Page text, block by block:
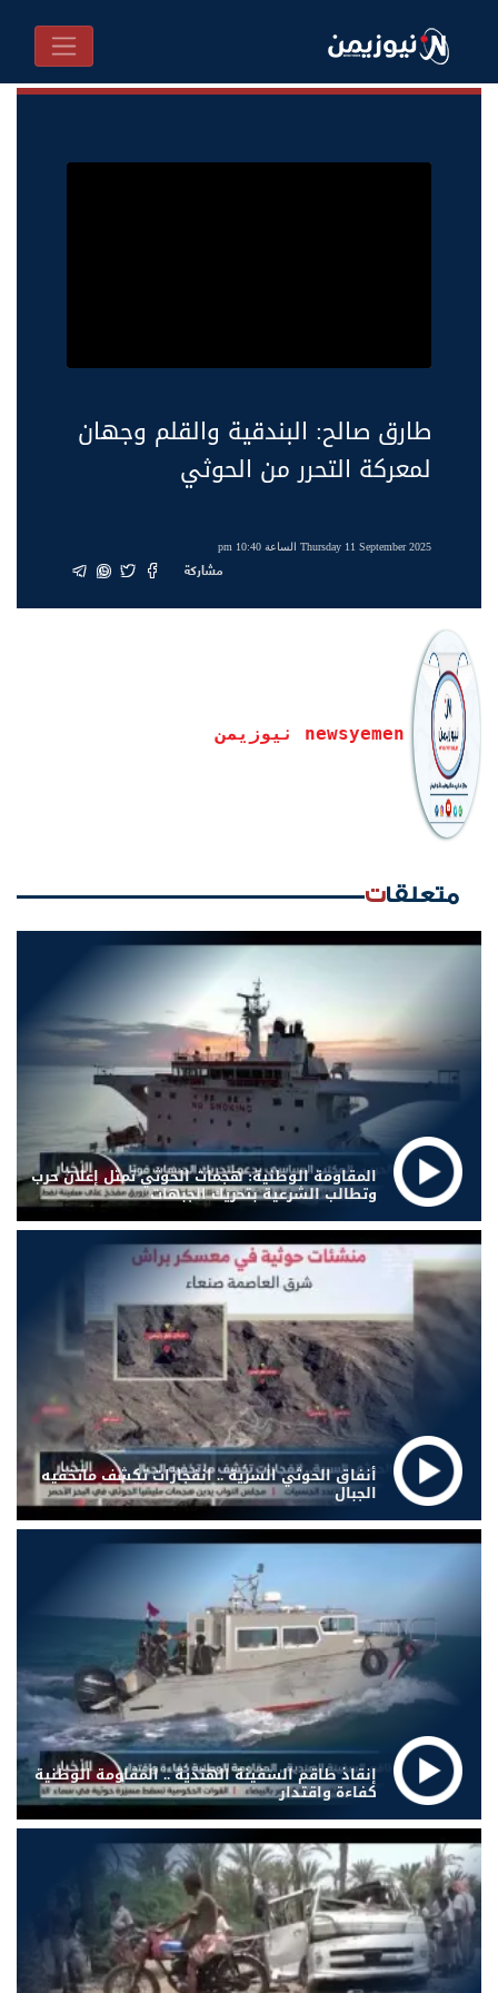
طارق صالح: البندقية والقلم وجهان
لمعركة التحرر من الحوثي
Thursday 11 September 2025 الساعة 10:40 pm
مشاركة
newsyemen نيوزيمن
متعلقات
المقاومة الوطنية: هجمات الحوثي تمثل إعلان حرب
وتطالب الشرعية بتحريك الجبهات
أنفاق الحوثي السرية .. انفجارات تكشف ماتخفيه
الجبال
إنقاذ طاقم السفينة الهندية .. المقاومة الوطنية
كفاءة واقتدار